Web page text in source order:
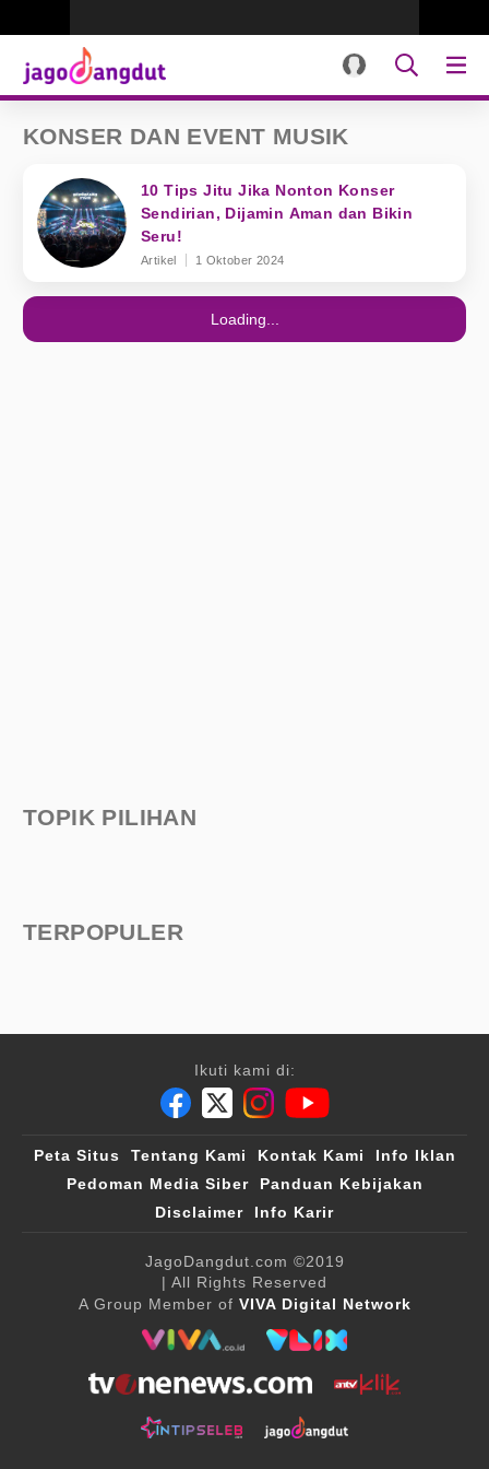
KONSER DAN EVENT MUSIK
10 Tips Jitu Jika Nonton Konser
Sendirian, Dijamin Aman dan Bikin
Seru!
Artikel 1 Oktober 2024
Loading...
TOPIK PILIHAN
TERPOPULER
Ikuti kami di:
Peta Situs Tentang Kami Kontak Kami
Info Iklan
Pedoman Media Siber
Panduan Kebijakan
Disclaimer
Info Karir
JagoDangdut.com ©2019
| All Rights Reserved
A Group Member of VIVA Digital Network